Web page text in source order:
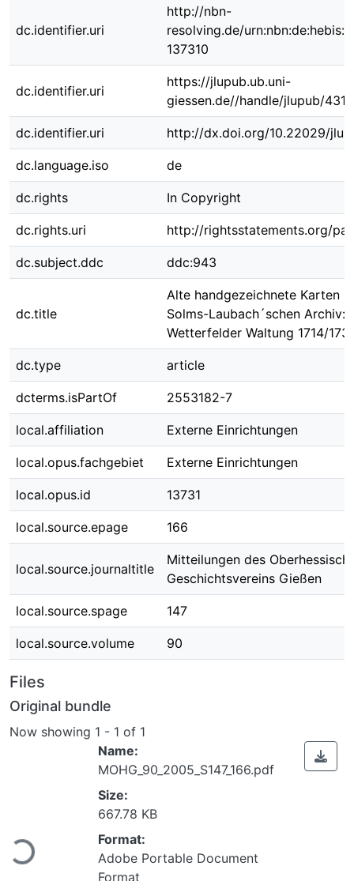
dc.identifier.uri
http://nbn-
resolving.de/
137310
dc.identifier.uri
https://jlupub.ub.uni-
giessen.de//handle/jlupub/4319
dc.identifier.uri http://dx.doi.org/10.22029/
dc.language.iso de
dc.rights In Copyright
dc.rights.uri http://rightsstatements.org/
dc.subject.ddc ddc:943
dc.title
Alte handgezeichnete Karten
Solms-Laubach´schen Archiv:
Wetterfelder Waltung 1714/
dc.type article
dcterms.isPartOf 2553182-7
local.affiliation Externe Einrichtungen
local.opus.fachgebiet Externe Einrichtungen
local.opus.id 13731
local.source.epage 166
local.source.journaltitle
Mitteilungen des
Geschichtsvereins Gießen
local.source.spage 147
local.source.volume 90
Files
Original bundle
Now showing 1 - 1 of 1
Name:
MOHG_90_2005_S147_166.pdf
Size:
667.78 KB
Format:
Adobe Portable Document
Format